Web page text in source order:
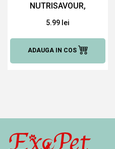
NUTRISAVOUR,
G HRANĂ UMEDĂ
PENTRU PISICI
5.99 lei
ADAUGA IN COS